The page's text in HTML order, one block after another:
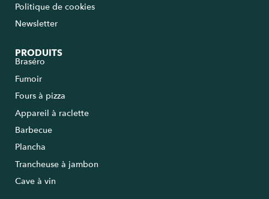
Politique de cookies
Newsletter
PRODUITS
Braséro
Fumoir
Fours à pizza
Appareil à raclette
Barbecue
Plancha
Trancheuse à jambon
Cave à vin